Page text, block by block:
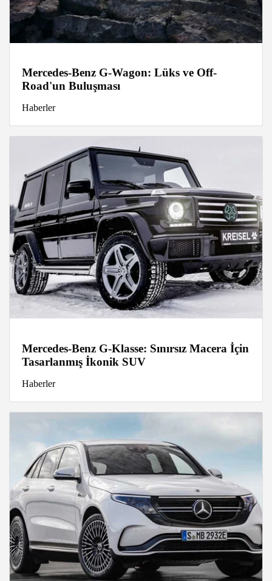
Mercedes-Benz G-Wagon: Lüks ve Off-
Road'un Buluşması
Haberler
Mercedes-Benz G-Klasse: Sınırsız Macera İçin
Tasarlanmış İkonik SUV
Haberler